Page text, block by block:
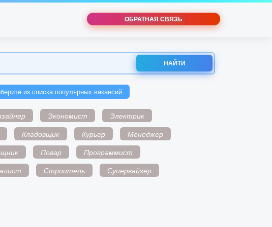
ОБРАТНАЯ СВЯЗЬ
НАЙТИ
из списка популярных вакансий
Экономист
Электрик
Кладовщик Курьер
Менеджер
Повар
Программист
Строитель
Супервайзер